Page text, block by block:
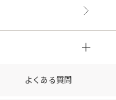
よくある質問